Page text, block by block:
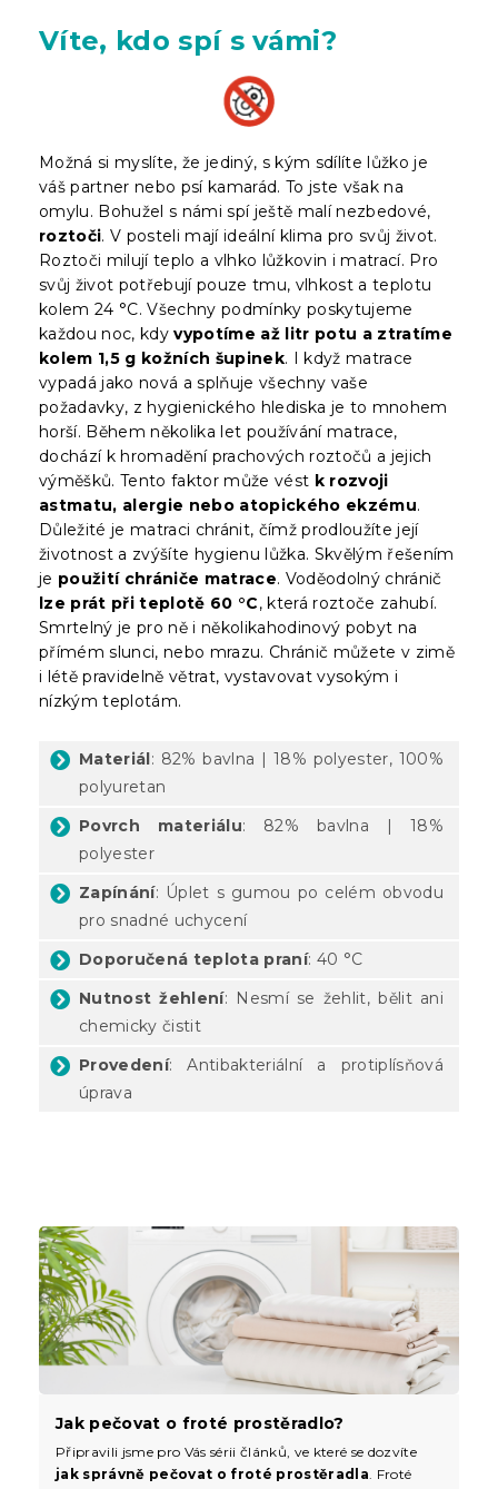
Víte, kdo spí s vámi?
Možná si myslíte, že jediný, s kým sdílíte lůžko je
váš partner nebo psí kamarád. To jste však na
omylu. Bohužel s námi spí ještě malí nezbedové,
roztoči. V posteli mají ideální klima pro svůj život.
Roztoči milují teplo a vlhko lůžkovin i matrací. Pro
svůj život potřebují pouze tmu, vlhkost a teplotu
kolem 24 °C. Všechny podmínky poskytujeme
každou noc, kdyvypotíme až litr potu a ztratíme
kolem 1,5 g kožních šupinek. I když matrace
vypadá jako nová a splňuje všechny vaše
požadavky, z hygienického hlediska je to mnohem
horší. Během několika let používání matrace,
dochází k hromadění prachových roztočů a jejich
výměšků. Tento faktor může vést k rozvoji
astmatu, alergie nebo atopického ekzému.
Důležité je matraci chránit, čímž prodloužíte její
životnost a zvýšíte hygienu lůžka. Skvělým řešením
je použití chrániče matrace. Voděodolný chránič
lze prát při teplotě 60 °C, která roztoče zahubí.
Smrtelný je pro ně i několikahodinový pobyt na
přímém slunci, nebo mrazu. Chránič můžete v zimě
i létě pravidelně větrat, vystavovat vysokým i
nízkým teplotám.
Materiál: 82% bavlna | 18% polyester, 100%
polyuretan
Povrch materiálu: 82% bavlna | 18%
polyester
Zapínání: Úplet s gumou po celém obvodu
pro snadné uchycení
Doporučená teplota praní: 40 °C
Nutnost žehlení: Nesmí se žehlit, bělit ani
chemicky čistit
Provedení: Antibakteriální a protiplísňová
úprava
Jak pečovat o froté prostěradlo?
Připravili jsme pro Vás sérii článků, ve které se dozvíte
jak správně pečovat o froté prostěradla . Froté